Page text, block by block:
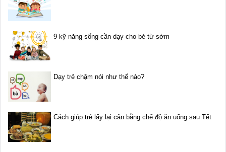
9 kỹ năng sống cần dạy cho bé từ sớm
Dạy trẻ chậm nói như thế nào?
Cách giúp trẻ lấy lại cân bằng chế độ ăn uống sau Tết